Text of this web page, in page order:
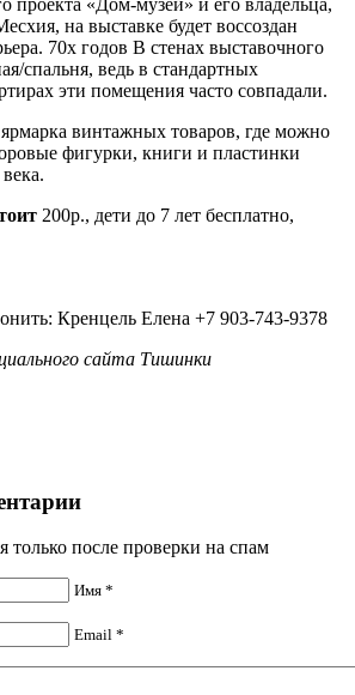
проекта «Дом-музей» и его владельца,
на выставке будет воссоздан
70х годов В стенах выставочного
спальня, ведь в стандартных
эти помещения часто совпадали.
винтажных товаров, где можно
фигурки, книги и пластинки
200р., дети до 7 лет бесплатно,
Кренцель Елена +7 903-743-9378
сайта Тишинки
после проверки на спам
Имя *
Email *